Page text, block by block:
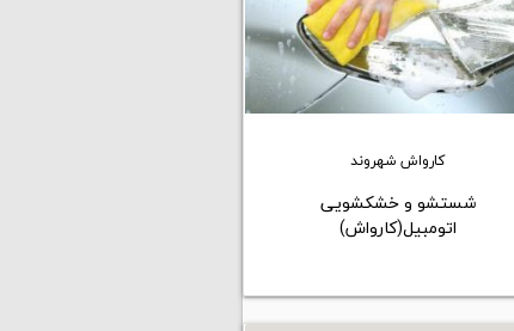
کارواش شهروند
شستشو و خشکشویی
اتومبیل(کارواش)